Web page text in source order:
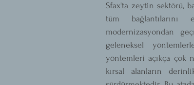
Sfax'ta zeytin sektörü,
tüm
modernizasyondan
geleneksel
yöntemleri açıkça çok
kırsal alanların